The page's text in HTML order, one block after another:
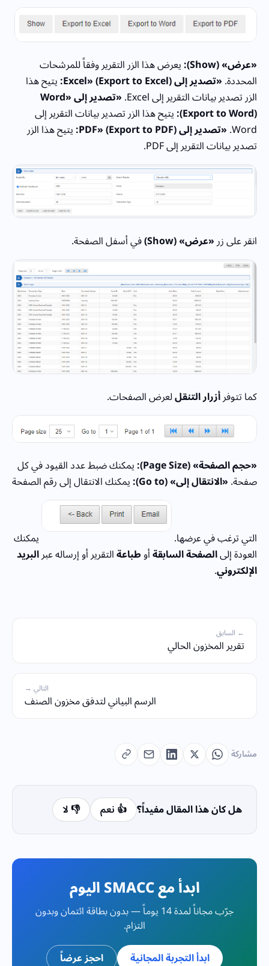
«عرض» (Show): يعرض هذا الزر التقرير وفقاً للمرشحات
المحددة.«تصدير إلى Excel» (Export to Excel): يتيح هذا
الزر تصدير بيانات التقرير إلى Excel. «تصدير إلى Word»
(Export to Word): يتيح هذا الزر تصدير بيانات التقرير إلى
Word. «تصدير إلى PDF» (Export to PDF): يتيح هذا الزر
تصدير بيانات التقرير إلى PDF.
انقر على زر«عرض» (Show) في أسفل الصفحة.
كما تتوفرأزرار التنقللعرض الصفحات.
«حجم الصفحة» (Page Size): يمكنك ضبط عدد القيود في كل
صفحة.«الانتقال إلى» (Go to): يمكنك الانتقال إلى رقم الصفحة
التي ترغب في عرضها. يمكنك
العودة إلىالصفحة السابقةأوطباعةالتقرير أو إرساله عبرالبريد
الإلكتروني.
← السابق
تقرير المخزون الحالي
التالي →
الرسم البياني لتدفق مخزون الصنف
مشاركة
هل كان هذا المقال مفيداً؟ 👍 نعم 👎 لا
ابدأ مع SMACC اليوم
جرّب مجاناً لمدة 14 يوماً — بدون بطاقة ائتمان وبدون
التزام.
ابدأ التجربة المجانية
احجز عرضاً